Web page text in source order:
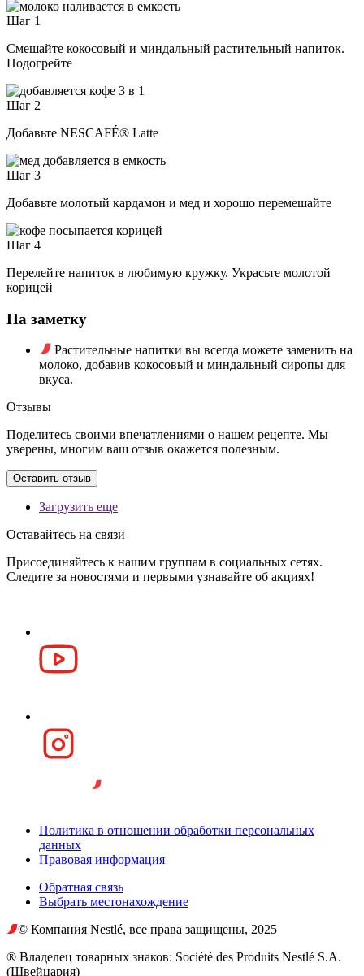
Шаг 1
Смешайте кокосовый и миндальный растительный напиток.
Подогрейте
Шаг 2
Добавьте NESCAFÉ® Latte
Шаг 3
Добавьте молотый кардамон и мед и хорошо перемешайте
Шаг 4
Перелейте напиток в любимую кружку. Украсьте молотой
корицей
На заметку
Растительные напитки вы всегда можете заменить на
молоко, добавив кокосовый и миндальный сиропы для
вкуса.
Отзывы
Поделитесь своими впечатлениями о нашем рецепте. Мы
уверены, многим ваш отзыв окажется полезным.
Оставить отзыв
Загрузить еще
Оставайтесь на связи
Присоединяйтесь к нашим группам в социальных сетях.
Следите за новостями и первыми узнавайте об акциях!
Политика в отношении обработки персональных
данных
Правовая информация
Обратная связь
Выбрать местонахождение
© Компания Nestlé, все права защищены, 2025
® Владелец товарных знаков: Société des Produits Nestlé S.A.
(Швейцария)